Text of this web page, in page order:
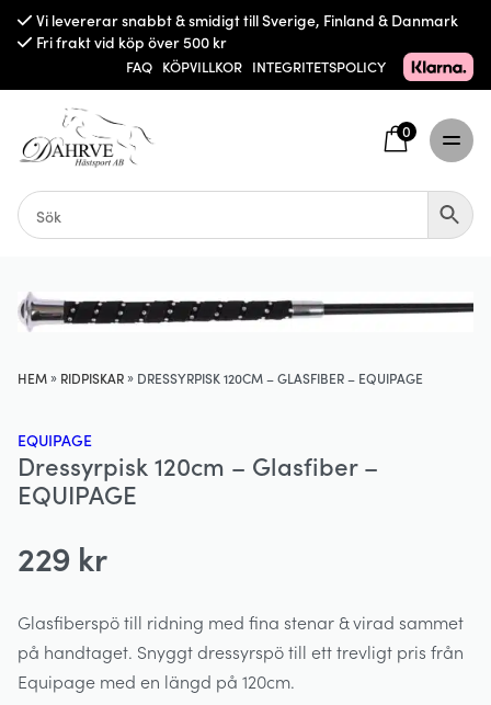
Vi levererar snabbt & smidigt till Sverige, Finland & Danmark
Fri frakt vid köp över 500 kr
FAQ KÖPVILLKOR INTEGRITETSPOLICY
0
HEM» RIDPISKAR» DRESSYRPISK 120CM – GLASFIBER – EQUIPAGE
EQUIPAGE
Dressyrpisk 120cm – Glasfiber –
EQUIPAGE
229 kr
Glasfiberspö till ridning med fina stenar & virad sammet
på handtaget. Snyggt dressyrspö till ett trevligt pris från
Equipage med en längd på 120cm.